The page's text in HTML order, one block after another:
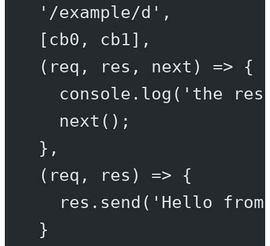
'/example/d' ,
[cb0, cb1],
( req , res , next ) => {
console. log ( 'the
next ();
},
( req , res ) => {
res. send ( 'Hello
}